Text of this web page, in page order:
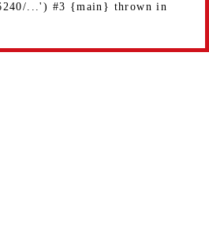
...') #3 {main} thrown in